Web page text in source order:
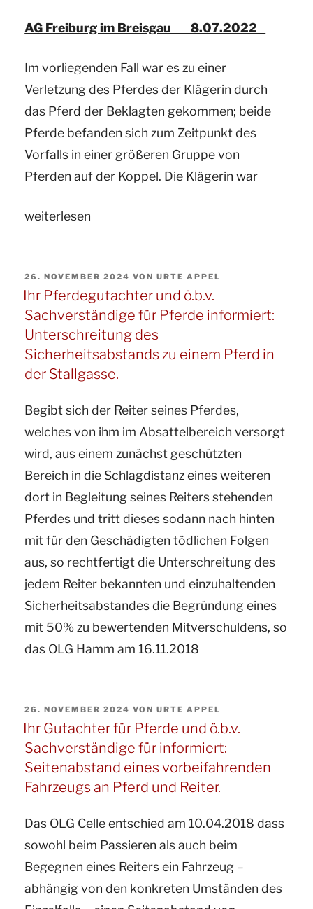
Thema:
Androhung
der
Wegnahme
eines
Tieres
für
Zukunft
Veterinäramt“
AG Freiburg im Breisgau 8.07.2022
Im vorliegenden Fall war es zu einer
Verletzung des Pferdes der Klägerin durch
das Pferd der Beklagten gekommen; beide
Pferde befanden sich zum Zeitpunkt des
Vorfalls in einer größeren Gruppe von
Pferden auf der Koppel. Die Klägerin war
„Ihr
Pferde
und
hyppologische
Sachverständige
informiert:
Keine
Mithaftung
durch
den
Tierhalter
eines
verletzten
Pferdes
aus
§
833
BGB“
weiterlesen
VERÖFFENTLICHT
AM
26. NOVEMBER 2024 VONURTE APPEL
Ihr Pferdegutachter und ö.b.v.
Sachverständige für Pferde informiert:
Unterschreitung des
Sicherheitsabstands zu einem Pferd in
der Stallgasse.
Begibt sich der Reiter seines Pferdes,
welches von ihm im Absattelbereich versorgt
wird, aus einem zunächst geschützten
Bereich in die Schlagdistanz eines weiteren
dort in Begleitung seines Reiters stehenden
Pferdes und tritt dieses sodann nach hinten
mit für den Geschädigten tödlichen Folgen
aus, so rechtfertigt die Unterschreitung des
jedem Reiter bekannten und einzuhaltenden
Sicherheitsabstandes die Begründung eines
mit 50% zu bewertenden Mitverschuldens, so
das OLG Hamm am 16.11.2018
VERÖFFENTLICHT
AM
26. NOVEMBER 2024 VONURTE APPEL
Ihr Gutachter für Pferde und ö.b.v.
Sachverständige für informiert:
Seitenabstand eines vorbeifahrenden
Fahrzeugs an Pferd und Reiter.
Das OLG Celle entschied am 10.04.2018dass
sowohl beim Passieren als auch beim
Begegnen eines Reiters ein Fahrzeug –
abhängig von den konkreten Umständen des